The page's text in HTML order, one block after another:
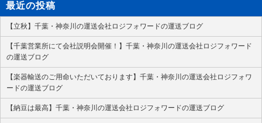
最近の投稿
【立秋】千葉・神奈川の運送会社ロジフォワードの運送ブログ
【千葉営業所にて会社説明会開催！】千葉・神奈川の運送会社ロジフォワード
の運送ブログ
【楽器輸送のご用命いただいております】千葉・神奈川の運送会社ロジフォワ
ードの運送ブログ
【納豆は最高】千葉・神奈川の運送会社ロジフォワードの運送ブログ